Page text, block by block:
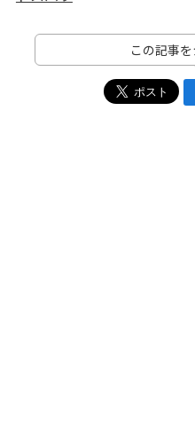
この記事